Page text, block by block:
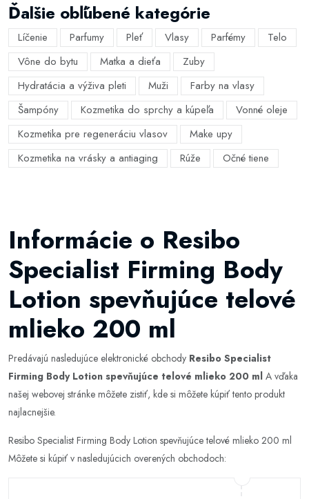
Ďalšie obľúbené kategórie
Líčenie Parfumy Pleť Vlasy Parfémy
Telo
Vône do bytu
Matka a dieťa
Zuby
Hydratácia a výživa pleti
Muži
Farby na vlasy
Šampóny
Kozmetika do sprchy a kúpeľa
Vonné oleje
Kozmetika pre regeneráciu vlasov
Make upy
Kozmetika na vrásky a antiaging
Rúže Očné tiene
Informácie o Resibo
Specialist Firming Body
Lotion spevňujúce telové
mlieko 200 ml
Predávajú nasledujúce elektronické obchody Resibo Specialist
Firming Body Lotion spevňujúce telové mlieko 200 ml A vďaka
našej webovej stránke môžete zistiť, kde si môžete kúpiť tento produkt
najlacnejšie.
Resibo Specialist Firming Body Lotion spevňujúce telové mlieko 200 ml
Môžete si kúpiť v nasledujúcich overených obchodoch: